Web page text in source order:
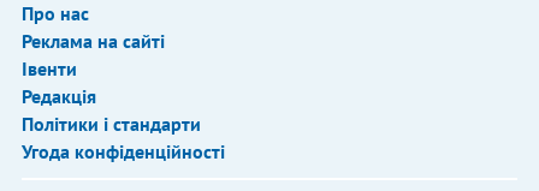
Про нас
Реклама на сайті
Івенти
Редакція
Політики і стандарти
Угода конфіденційності